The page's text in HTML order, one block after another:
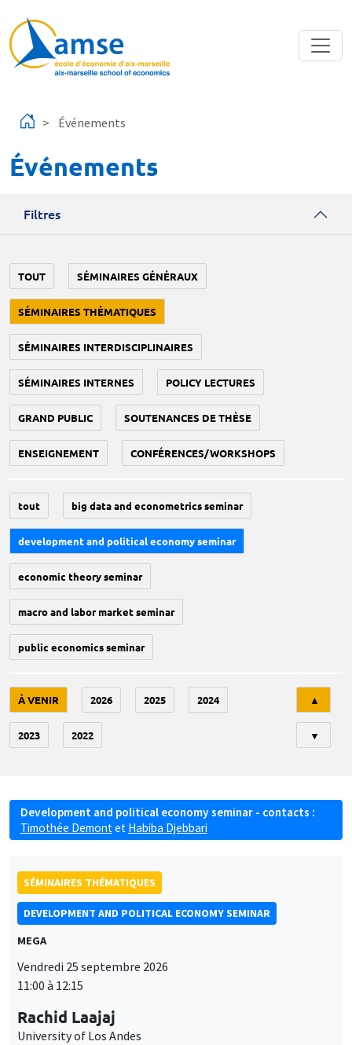
Événements
Événements
Filtres
TOUT SÉMINAIRES GÉNÉRAUX
SÉMINAIRES THÉMATIQUES
SÉMINAIRES INTERDISCIPLINAIRES
SÉMINAIRES INTERNES POLICY LECTURES
GRAND PUBLIC SOUTENANCES DE THÈSE
ENSEIGNEMENT CONFÉRENCES/WORKSHOPS
tout big data and econometrics seminar
development and political economy seminar
economic theory seminar
macro and labor market seminar
public economics seminar
À VENIR 2026 2025 2024
2023 2022
▲
▼
Development and political economy seminar - contacts :
Timothée Demont et Habiba Djebbari
SÉMINAIRES THÉMATIQUES
DEVELOPMENT AND POLITICAL ECONOMY SEMINAR
MEGA
Vendredi 25 septembre 2026
11:00 à 12:15
Rachid Laajaj
University of Los Andes